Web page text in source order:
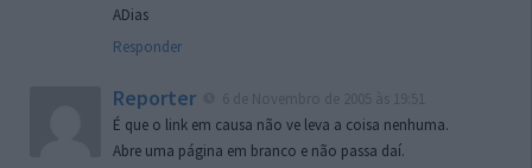
ADias
Responder
Reporter
É que o link em causa não ve leva a coisa nenhuma.
Abre uma página em branco e não passa daí.